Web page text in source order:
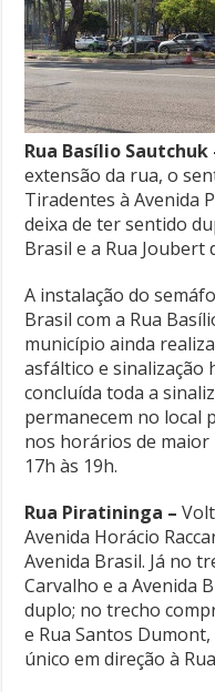
Rua Basílio Sautchuk
extensão da rua, o
Tiradentes à Avenida
deixa de ter sentido
Brasil e a Rua Joubert
A instalação do
Brasil com a Rua
município ainda
asfáltico e sinalização
concluída toda a
permanecem no local
nos horários de maior
17h às 19h.
Rua Piratininga –
Avenida Horácio
Avenida Brasil. Já no
Carvalho e a Avenida
duplo; no trecho
e Rua Santos
único em direção à